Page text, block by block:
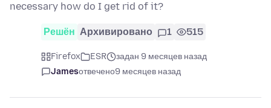
necessary how do I get rid of it?
Решён Архивировано 1 515
Firefox ESR
задан 9 месяцев назад
Jamesотвечено9 месяцев назад